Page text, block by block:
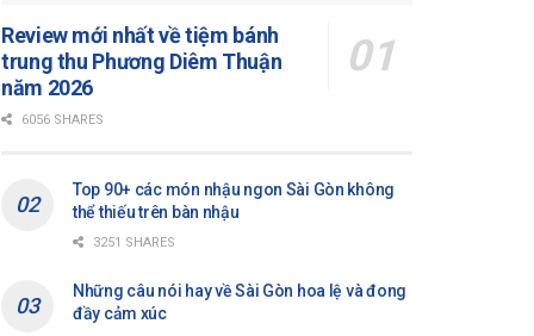
Review mới nhất về tiệm bánh
trung thu Phương Diêm Thuận
năm 2026
6056 SHARES
Top 90+ các món nhậu ngon Sài Gòn không
thể thiếu trên bàn nhậu
3251 SHARES
Những câu nói hay về Sài Gòn hoa lệ và đong
đầy cảm xúc